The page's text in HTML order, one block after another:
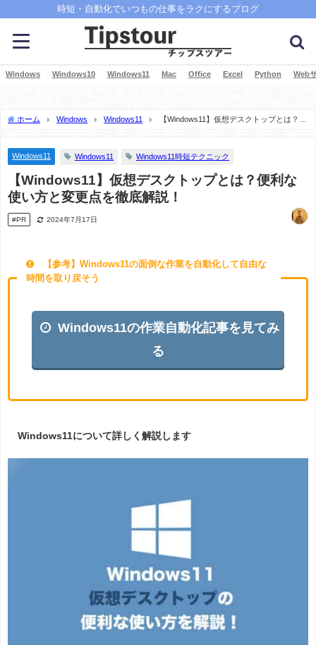
時短・自動化でいつもの仕事をラクにするブログ
Windows Windows10 Windows11 Mac Office Excel Python Web
ホーム Windows Windows11
【Windows11】仮想デスクトップとは？便
Windows11 Windows11 Windows11時短テクニック
【Windows11】仮想デスクトップとは？便利な
使い方と変更点を徹底解説！
#PR 2024年7月17日
【参考】Windows11の面倒な作業を自動化して自由な
時間を取り戻そう
Windows11の作業自動化記事を見てみ
る
Windows11について詳しく解説します